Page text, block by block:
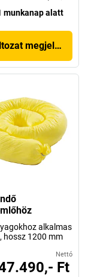
munkanap alatt
megjelenítése
alkalmas
hossz 1200 mm
Nettó
Ft